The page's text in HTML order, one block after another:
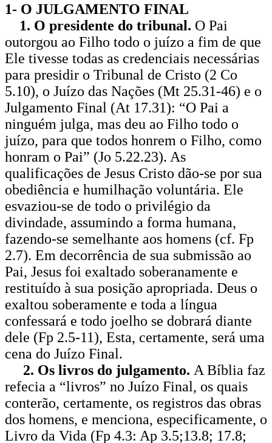
1- O JULGAMENTO FINAL
1. O presidente do tribunal. O Pai
outorgou ao Filho todo o juízo a fim de que
Ele tivesse todas as credenciais necessárias
para presidir o Tribunal de Cristo (2 Co
5.10), o Juízo das Nações (Mt 25.31-46) e o
Julgamento Final (At 17.31): “O Pai a
ninguém julga, mas deu ao Filho todo o
juízo, para que todos honrem o Filho, como
honram o Pai” (Jo 5.22.23). As
qualificações de Jesus Cristo dão-se por sua
obediência e humilhação voluntária. Ele
esvaziou-se de todo o privilégio da
divindade, assumindo a forma humana,
fazendo-se semelhante aos homens (cf. Fp
2.7). Em decorrência de sua submissão ao
Pai, Jesus foi exaltado soberanamente e
restituído à sua posição apropriada. Deus o
exaltou soberamente e toda a língua
confessará e todo joelho se dobrará diante
dele (Fp 2.5-11), Esta, certamente, será uma
cena do Juízo Final.
2. Os livros do julgamento. A Bíblia faz
refecia a “livros” no Juízo Final, os quais
conterão, certamente, os registros das obras
dos homens, e menciona, especificamente, o
Livro da Vida (Fp 4.3: Ap 3.5;13.8; 17.8;